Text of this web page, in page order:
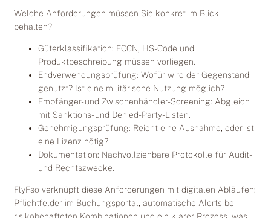
Welche Anforderungen müssen Sie konkret im Blick
behalten?
Güterklassifikation: ECCN, HS-Code und
Produktbeschreibung müssen vorliegen.
Endverwendungsprüfung: Wofür wird der Gegenstand
genutzt? Ist eine militärische Nutzung möglich?
Empfänger- und Zwischenhändler-Screening: Abgleich
mit Sanktions- und Denied-Party-Listen.
Genehmigungsprüfung: Reicht eine Ausnahme, oder ist
eine Lizenz nötig?
Dokumentation: Nachvollziehbare Protokolle für Audit-
und Rechtszwecke.
FlyFso verknüpft diese Anforderungen mit digitalen Abläufen:
Pflichtfelder im Buchungsportal, automatische Alerts bei